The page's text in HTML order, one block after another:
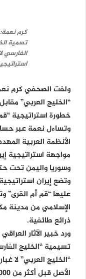
كرم
تسمية
الفارسي
ولفت الصحفي كرم
“الخليج العربي”
خطورة استراتيجية
وتساءل نعمة عبر
الأنظمة العربية
مواجهة استراتيجية
وسوريا واليمن تحت
وتضع إيران
عليها “قم أم القرى”
الإسلامي من مدينة
ذرائع طائفية.
ورد خبير الآثار
تسيمية “الخليج
“الخليج العربي” لا